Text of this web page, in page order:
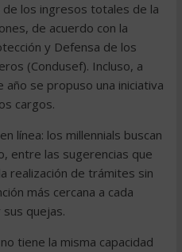
los ingresos totales de la
de acuerdo con la
y Defensa de los
(Condusef). Incluso, a
se propuso una iniciativa
cargos.
línea: los millennials buscan
entre las sugerencias que
realización de trámites sin
más cercana a cada
quejas.
tiene la misma capacidad